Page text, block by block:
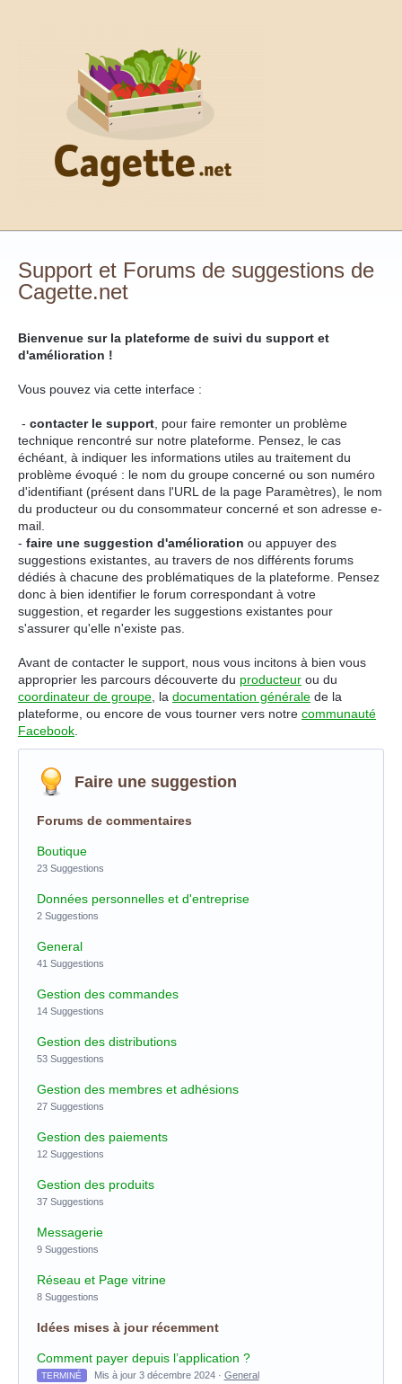
Support et Forums de suggestions de
Cagette.net
Bienvenue sur la plateforme de suivi du support et
d'amélioration !
Vous pouvez via cette interface :
- contacter le support , pour faire remonter un problème
technique rencontré sur notre plateforme. Pensez, le cas
échéant, à indiquer les informations utiles au traitement du
problème évoqué : le nom du groupe concerné ou son numéro
d'identifiant (présent dans l'URL de la page Paramètres), le nom
du producteur ou du consommateur concerné et son adresse e-
mail.
- faire une suggestion d'amélioration ou appuyer des
suggestions existantes, au travers de nos différents forums
dédiés à chacune des problématiques de la plateforme. Pensez
donc à bien identifier le forum correspondant à votre
suggestion, et regarder les suggestions existantes pour
s'assurer qu'elle n'existe pas.
Avant de contacter le support, nous vous incitons à bien vous
approprier les parcours découverte du producteur ou du
coordinateur de groupe , la documentation générale de la
plateforme, ou encore de vous tourner vers notre communauté
Facebook
Faire une suggestion
Forums de commentaires
Boutique
23 Suggestions
Données personnelles et d'entreprise
2 Suggestions
General
41 Suggestions
Gestion des commandes
14 Suggestions
Gestion des distributions
53 Suggestions
Gestion des membres et adhésions
27 Suggestions
Gestion des paiements
12 Suggestions
Gestion des produits
37 Suggestions
Messagerie
9 Suggestions
Réseau et Page vitrine
8 Suggestions
Idées mises à jour récemment
Comment payer depuis l’application ?
TERMINÉ Mis à jour 3 décembre 2024 · General